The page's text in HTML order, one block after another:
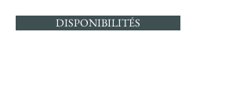
DISPONIBILITÉS